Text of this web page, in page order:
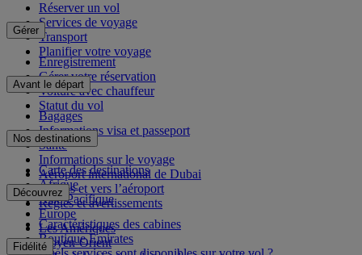
Réserver un vol
Services de voyage
Transport
Planifier votre voyage
Gérer
Enregistrement
Gérer votre réservation
Voiture avec chauffeur
Statut du vol
Avant le départ
Bagages
Informations visa et passeport
Santé
Informations sur le voyage
Aéroport international de Dubai
Depuis et vers l’aéroport
Règles et avertissements
Nos destinations
Carte des destinations
Afrique
Asie-Pacifique
Europe
Les Amériques
Moyen-Orient
Découvrez
Caractéristiques des cabines
Boutique Emirates
Fidélité